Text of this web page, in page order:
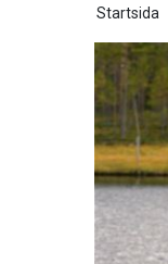
Startsida